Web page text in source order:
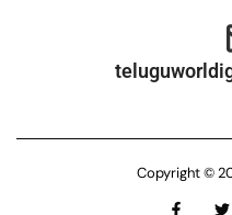
Copyright ©